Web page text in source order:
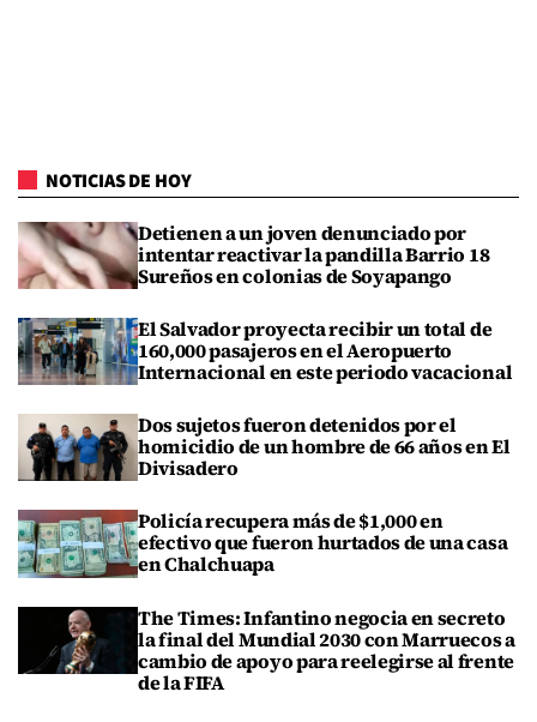
NOTICIAS DE HOY
Detienen a un joven denunciado por
intentar reactivar la pandilla Barrio 18
Sureños en colonias de Soyapango
El Salvador proyecta recibir un total de
160,000 pasajeros en el Aeropuerto
Internacional en este periodo vacacional
Dos sujetos fueron detenidos por el
homicidio de un hombre de 66 años en El
Divisadero
Policía recupera más de $1,000 en
efectivo que fueron hurtados de una casa
en Chalchuapa
The Times: Infantino negocia en secreto
la final del Mundial 2030 con Marruecos a
cambio de apoyo para reelegirse al frente
de la FIFA